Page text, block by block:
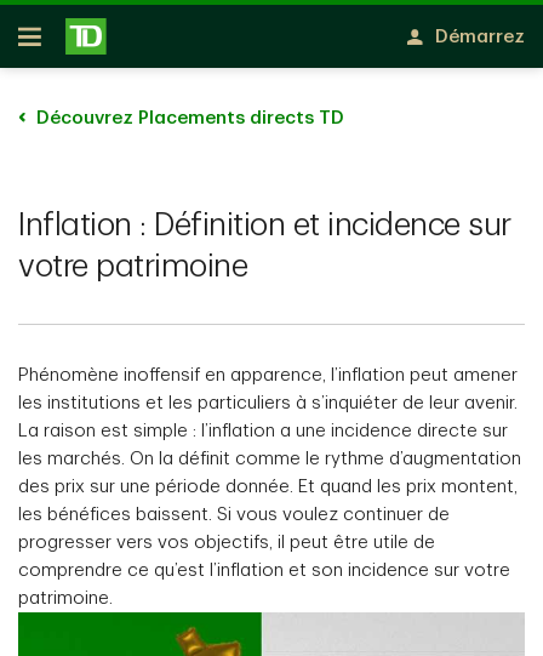
avis fermé
Passer au contenu principal
Ouvert
Démarrez
Découvrez Placements directs TD
Inflation : Définition et incidence sur
votre patrimoine
Phénomène inoffensif en apparence, l’inflation peut amener
les institutions et les particuliers à s’inquiéter de leur avenir.
La raison est simple : l’inflation a une incidence directe sur
les marchés. On la définit comme le rythme d’augmentation
des prix sur une période donnée. Et quand les prix montent,
les bénéfices baissent. Si vous voulez continuer de
progresser vers vos objectifs, il peut être utile de
comprendre ce qu’est l’inflation et son incidence sur votre
patrimoine.